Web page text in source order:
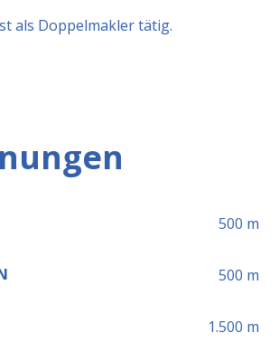
als Doppelmakler tätig.
500 m
500 m
1.500 m